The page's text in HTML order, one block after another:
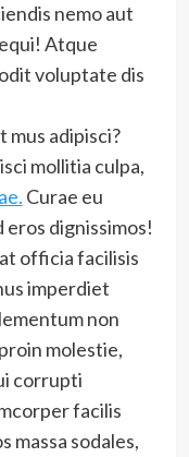
nemo aut
Atque
voluptate dis
mus adipisci?
mollitia culpa,
Curae eu
eros dignissimos!
officia facilisis
imperdiet
non
molestie,
corrupti
facilis
massa sodales,